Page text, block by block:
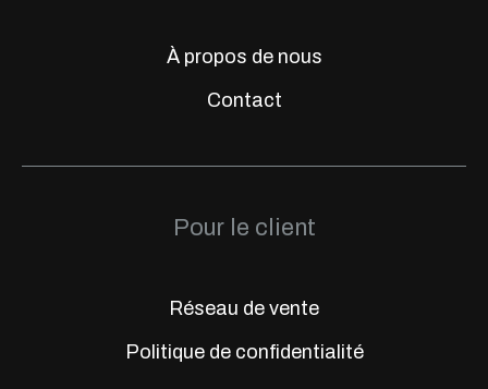
À propos de nous
Contact
Pour le client
Réseau de vente
Politique de confidentialité